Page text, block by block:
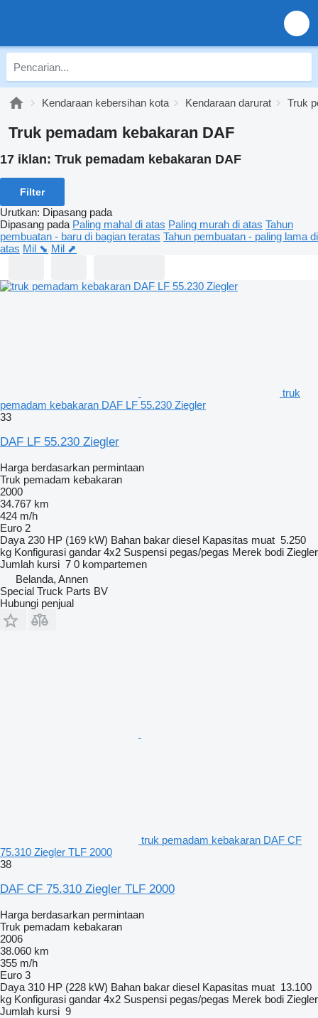
Kendaraan kebersihan kota Kendaraan darurat Truk
Truk pemadam kebakaran DAF
17 iklan: Truk pemadam kebakaran DAF
Filter
Urutkan: Dipasang pada
Dipasang pada Paling mahal di atas Paling murah di atas Tahun
pembuatan - baru di bagian teratas Tahun pembuatan - paling lama di
atas Mil ⬊ Mil ⬈
truk
pemadam kebakaran DAF LF 55.230 Ziegler
33
DAF LF 55.230 Ziegler
Harga berdasarkan permintaan
Truk pemadam kebakaran
2000
34.767 km
424 m/h
Euro 2
Daya 230 HP (169 kW) Bahan bakar diesel Kapasitas muat 5.250
kg Konfigurasi gandar 4x2 Suspensi pegas/pegas Merek bodi Ziegler
Jumlah kursi 7 0 kompartemen
Belanda, Annen
Special Truck Parts BV
Hubungi penjual
truk pemadam kebakaran DAF CF
75.310 Ziegler TLF 2000
38
DAF CF 75.310 Ziegler TLF 2000
Harga berdasarkan permintaan
Truk pemadam kebakaran
2006
38.060 km
355 m/h
Euro 3
Daya 310 HP (228 kW) Bahan bakar diesel Kapasitas muat 13.100
kg Konfigurasi gandar 4x2 Suspensi pegas/pegas Merek bodi Ziegler
Jumlah kursi 9